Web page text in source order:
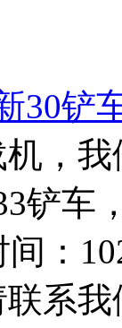
30铲
，
铲车
间：
系